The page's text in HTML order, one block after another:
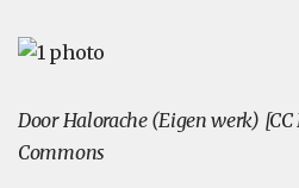
Door Halorache (Eigen werk)
Commons